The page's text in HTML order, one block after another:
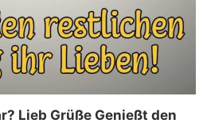
Lieb Grüße Genießt den